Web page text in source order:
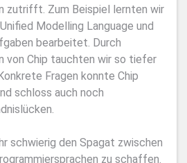
zutrifft. Zum Beispiel lernten wir
Modelling Language und
bearbeitet. Durch
von Chip tauchten wir so tiefer
Fragen konnte Chip
schloss auch noch
schwierig den Spagat zwischen
zu schaffen.